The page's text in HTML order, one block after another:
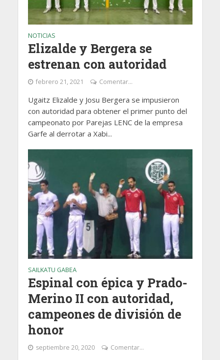
NOTICIAS
Elizalde y Bergera se
estrenan con autoridad
febrero 21, 2021 Comentar...
Ugaitz Elizalde y Josu Bergera se impusieron
con autoridad para obtener el primer punto del
campeonato por Parejas LENC de la empresa
Garfe al derrotar a Xabi...
SAILKATU GABEA
Espinal con épica y Prado-
Merino II con autoridad,
campeones de división de
honor
septiembre 20, 2020 Comentar...